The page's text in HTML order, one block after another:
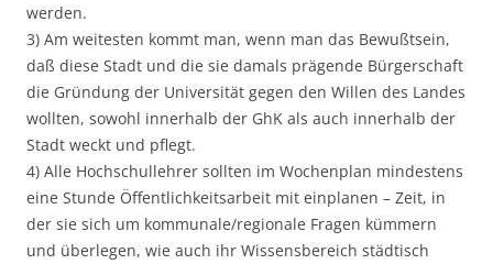
werden.
3) Am weitesten kommt man, wenn man das Bewußtsein,
daß diese Stadt und die sie damals prägende Bürgerschaft
die Gründung der Universität gegen den Willen des Landes
wollten, sowohl innerhalb der GhK als auch innerhalb der
Stadt weckt und pflegt.
4) Alle Hochschullehrer sollten im Wochenplan mindestens
eine Stunde Öffentlichkeitsarbeit mit einplanen – Zeit, in
der sie sich um kommunale/regionale Fragen kümmern
und überlegen, wie auch ihr Wissensbereich städtisch